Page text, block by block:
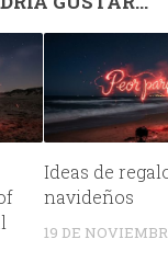
Ideas de
navideños
19 DE